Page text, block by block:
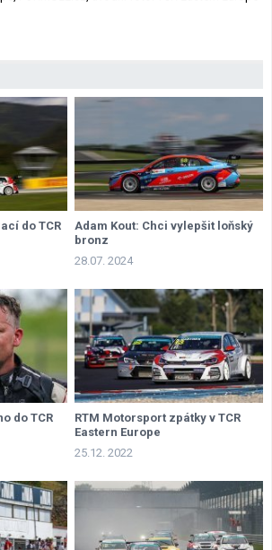
do TCR
Adam Kout: Chci vylepšit loňský
bronz
28.07. 2024
do TCR
RTM Motorsport zpátky v TCR
Eastern Europe
25.12. 2022